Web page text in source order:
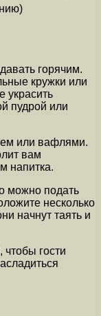
горячим.
кружки или
украсить
пудрой или
или вафлями.
вам
напитка.
можно подать
несколько
начнут таять и
чтобы гости